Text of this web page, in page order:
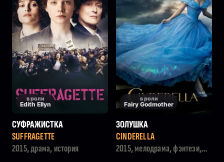
в роли
Edith Ellyn
СУФРАЖИСТКА
SUFFRAGETTE
2015, драма, история
в роли
Fairy Godmother
ЗОЛУШКА
CINDERELLA
2015, мелодрама, фэнтези,